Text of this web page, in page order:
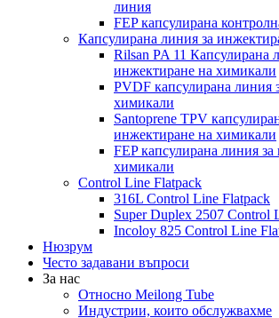
линия
FEP капсулирана
Капсулирана линия за
Rilsan PA 11 Капсулирана
инжектиране на химикали
PVDF капсулирана линия
химикали
Santoprene TPV
инжектиране на химикали
FEP капсулирана линия
химикали
Control Line Flatpack
316L Control Line Flatpack
Super Duplex 2507 Control
Incoloy 825 Control Line
Нюзрум
Често задавани въпроси
За нас
Относно Meilong Tube
Индустрии, които обслужвахме